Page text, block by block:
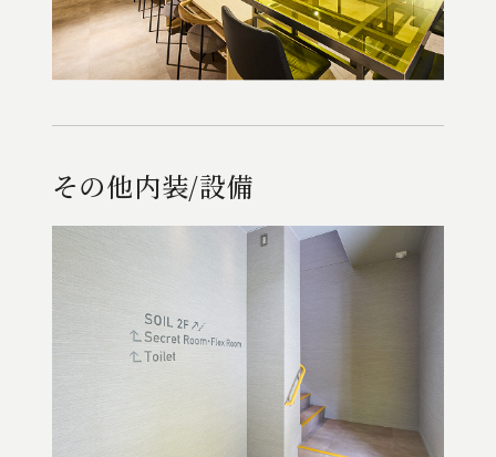
その他内装/設備
その他内装/設備
その他内装/設備